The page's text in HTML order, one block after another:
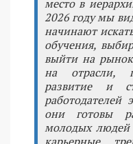
место в
2026 году мы
начинают
обучения,
выйти на
на отрасли,
развитие и
работодателей
они готовы
молодых людей